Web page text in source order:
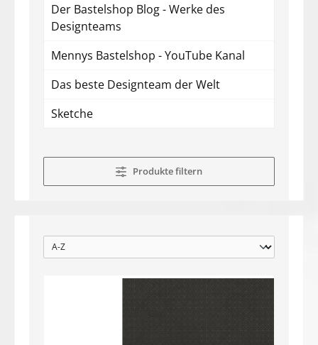
Der Bastelshop Blog - Werke des
Designteams
Mennys Bastelshop - YouTube Kanal
Das beste Designteam der Welt
Sketche
Produkte filtern